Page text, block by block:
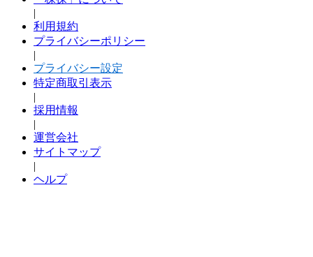
|
利用規約
プライバシーポリシー
|
プライバシー設定
特定商取引表示
|
採用情報
|
運営会社
サイトマップ
|
ヘルプ